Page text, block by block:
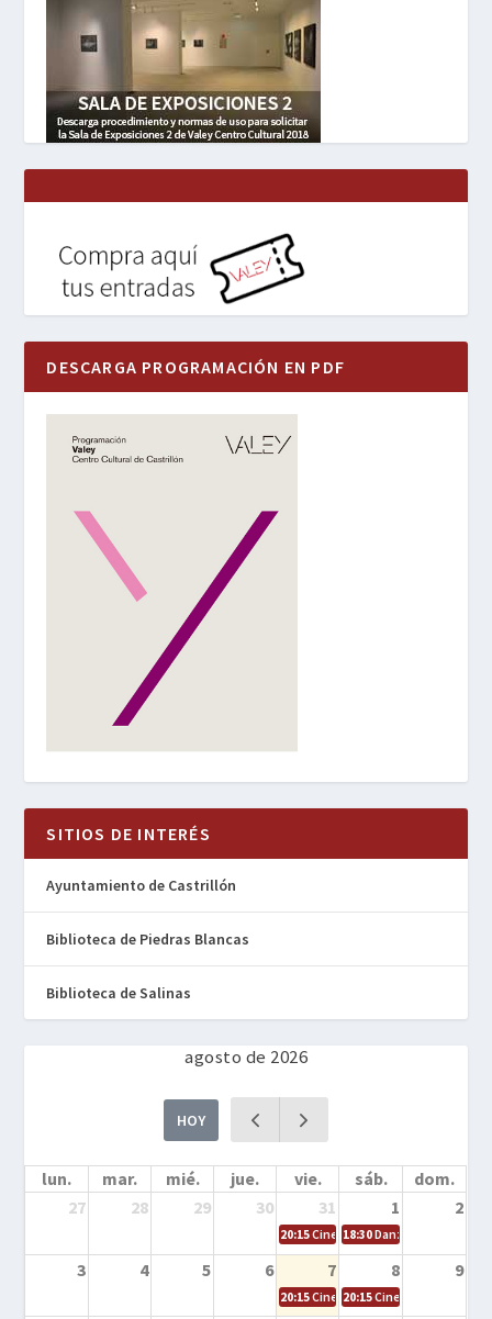
DESCARGA PROGRAMACIÓN EN PDF
SITIOS DE INTERÉS
Ayuntamiento de Castrillón
Biblioteca de Piedras Blancas
Biblioteca de Salinas
agosto de 2026
HOY
lun. mar. mié. jue. vie. sáb.
dom.
27
28 29 30 31 1 2
20:15Cine en la calle – Cómo
18:30Danza – Cita en el
3 4 5 6 7 8 9
20:15Cine en la calle – El niño y la
20:15Cine en la calle –